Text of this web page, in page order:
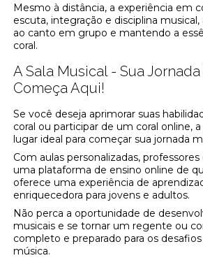
Mesmo à distância, a experiência em
escuta, integração e disciplina
ao canto em grupo e mantendo a
coral.
A Sala Musical - Sua
Começa Aqui!
Se você deseja aprimorar suas
coral ou participar de um coral online,
lugar ideal para começar sua jornada
Com aulas personalizadas,
uma plataforma de ensino online de
oferece uma experiência de
enriquecedora para jovens e adultos.
Não perca a oportunidade de
musicais e se tornar um regente ou
completo e preparado para os
música.